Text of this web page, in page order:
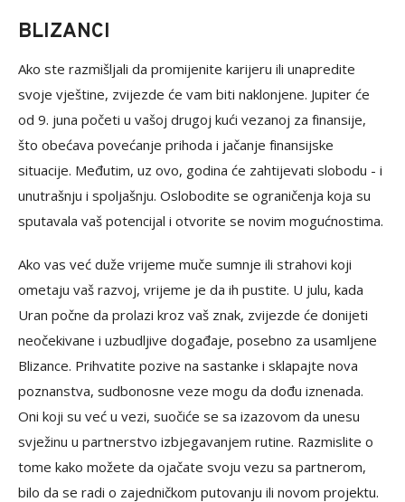
BLIZANCI
Ako ste razmišljali da promijenite karijeru ili unapredite
svoje vještine, zvijezde će vam biti naklonjene. Jupiter će
od 9. juna početi u vašoj drugoj kući vezanoj za finansije,
što obećava povećanje prihoda i jačanje finansijske
situacije. Međutim, uz ovo, godina će zahtijevati slobodu - i
unutrašnju i spoljašnju. Oslobodite se ograničenja koja su
sputavala vaš potencijal i otvorite se novim mogućnostima.
Ako vas već duže vrijeme muče sumnje ili strahovi koji
ometaju vaš razvoj, vrijeme je da ih pustite. U julu, kada
Uran počne da prolazi kroz vaš znak, zvijezde će donijeti
neočekivane i uzbudljive događaje, posebno za usamljene
Blizance. Prihvatite pozive na sastanke i sklapajte nova
poznanstva, sudbonosne veze mogu da dođu iznenada.
Oni koji su već u vezi, suočiće se sa izazovom da unesu
svježinu u partnerstvo izbjegavanjem rutine. Razmislite o
tome kako možete da ojačate svoju vezu sa partnerom,
bilo da se radi o zajedničkom putovanju ili novom projektu.